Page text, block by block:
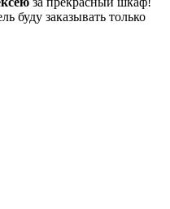
буду заказывать только